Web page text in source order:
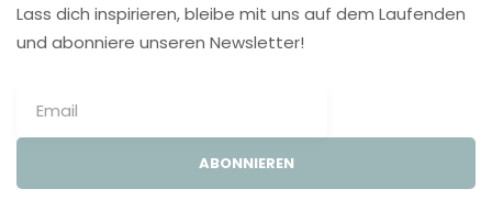
Lass dich inspirieren, bleibe mit uns auf dem Laufenden
und abonniere unseren Newsletter!
ABONNIEREN